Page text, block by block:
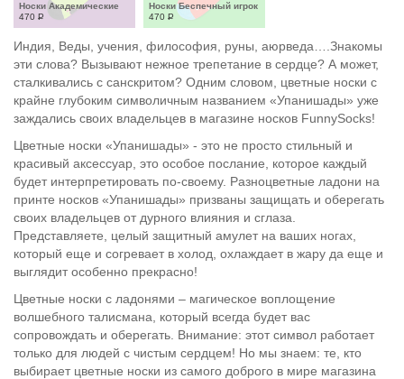
Носки Академические
470 Р
Носки Беспечный игрок
470 Р
Индия, Веды, учения, философия, руны, аюрведа….Знакомы
эти слова? Вызывают нежное трепетание в сердце? А может,
сталкивались с санскритом? Одним словом, цветные носки с
крайне глубоким символичным названием «Упанишады» уже
заждались своих владельцев в магазине носков FunnySocks!
Цветные носки «Упанишады» - это не просто стильный и
красивый аксессуар, это особое послание, которое каждый
будет интерпретировать по-своему. Разноцветные ладони на
принте носков «Упанишады» призваны защищать и оберегать
своих владельцев от дурного влияния и сглаза.
Представляете, целый защитный амулет на ваших ногах,
который еще и согревает в холод, охлаждает в жару да еще и
выглядит особенно прекрасно!
Цветные носки с ладонями – магическое воплощение
волшебного талисмана, который всегда будет вас
сопровождать и оберегать. Внимание: этот символ работает
только для людей с чистым сердцем! Но мы знаем: те, кто
выбирает цветные носки из самого доброго в мире магазина